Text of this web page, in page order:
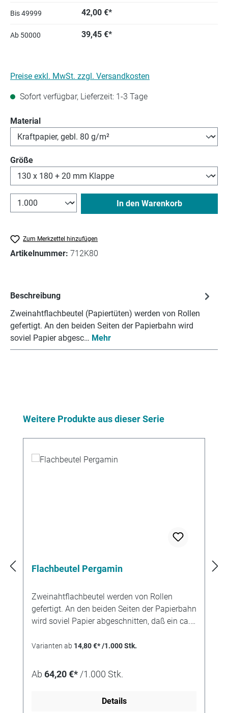
Bis49999 42,00 €*
Ab 50000 39,45 €*
Preise exkl. MwSt. zzgl. Versandkosten
Sofort verfügbar, Lieferzeit: 1-3 Tage
Materialauswählen
Größeauswählen
In den Warenkorb
Zum Merkzettel hinzufügen
Artikelnummer: 712K80
Beschreibung
Zweinahtflachbeutel (Papiertüten) werden von Rollen
gefertigt. An den beiden Seiten der Papierbahn wird
soviel Papier abgesc… Mehr
Produktgalerie überspringen
Weitere Produkte aus dieser Serie
Flachbeutel Pergamin
Zweinahtflachbeutel werden von Rollen
gefertigt. An den beiden Seiten der Papierbahn
wird soviel Papier abgeschnitten, daß ein ca.
Technik des Schnittes entsteht eine etwas
innen geknickt und mit Leim versehen. Wenn
danach der Beutelzuschnitt am Boden
parallelen, innenliegenden Klebnähten. Der
Varianten ab 14,80 €* /1.000 Stk.
Ab 64,20 €* /1.000 Stk.
Details